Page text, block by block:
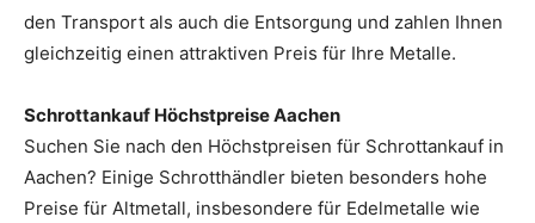
den Transport als auch die Entsorgung und zahlen Ihnen
gleichzeitig einen attraktiven Preis für Ihre Metalle.
Schrottankauf Höchstpreise Aachen
Suchen Sie nach den Höchstpreisen für Schrottankauf in
Aachen? Einige Schrotthändler bieten besonders hohe
Preise für Altmetall, insbesondere für Edelmetalle wie